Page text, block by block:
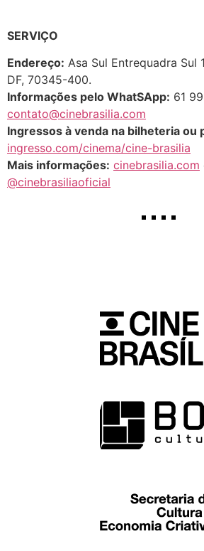
SERVIÇO
Endereço: Asa Sul Entrequadra Sul
DF, 70345-400.
Informações pelo WhatSApp: 61
contato@cinebrasilia.com
Ingressos à venda na bilheteria ou
ingresso.com/cinema/cine-brasilia
Mais informações: cinebrasilia.com
@cinebrasiliaoficial